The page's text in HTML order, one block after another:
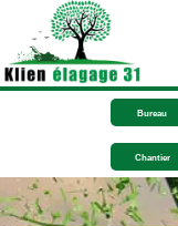
Bureau
Chantier